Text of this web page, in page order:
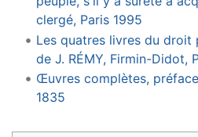
clergé, Paris 1995
Les quatres livres du
de J. RÉMY, Firmin-Didot,
Œuvres complètes,
1835